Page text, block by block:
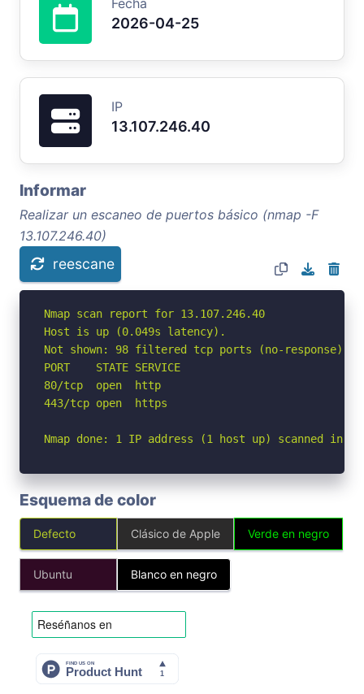
2026-04-25
IP
13.107.246.40
Informar
Realizar un escaneo de puertos básico (nmap -F
13.107.246.40)
reescane
Nmap scan report for 13.107.246.40
Host is up (0.049s latency).
Not shown: 98 filtered tcp ports (no-response)
PORT    STATE SERVICE
80/tcp  open  http
443/tcp open  https
Nmap done: 1 IP address (1 host up) scanned in
Esquema de color
Defecto Clásico de Apple Verde en negro
Ubuntu Blanco en negro